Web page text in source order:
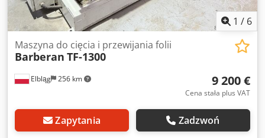
1 / 6
Elbląg 256 km
Maszyna do cięcia i przewijania folii
Barberan TF-1300
9 200 €
Cena stała plus VAT
Zapytania Zadzwoń